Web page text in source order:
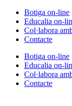
contingut
Botiga on-line
Educalia on-
Col·labora
Contacte
Botiga on-line
Educalia on-
Col·labora
Contacte